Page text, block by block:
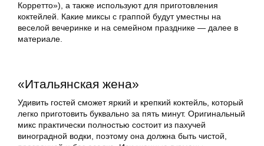
Корретто»), а также используют для приготовления
коктейлей. Какие миксы с граппой будут уместны на
веселой вечеринке и на семейном празднике — далее в
материале.
«Итальянская жена»
Удивить гостей сможет яркий и крепкий коктейль, который
легко приготовить буквально за пять минут. Оригинальный
микс практически полностью состоит из пахучей
виноградной водки, поэтому она должна быть чистой,